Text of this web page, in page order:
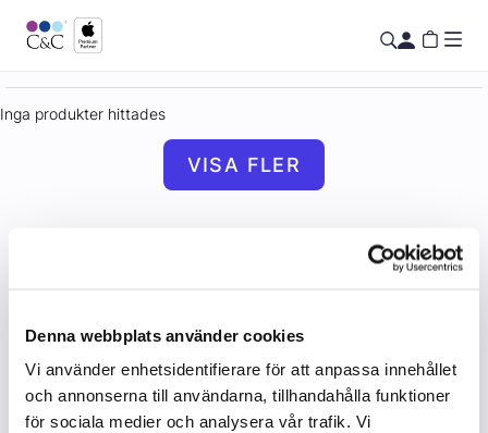
Denna webbplats använder cookies
Vi använder enhetsidentifierare för att anpassa innehållet
och annonserna till användarna, tillhandahålla funktioner
för sociala medier och analysera vår trafik. Vi
Inga produkter hittades
VISA FLER